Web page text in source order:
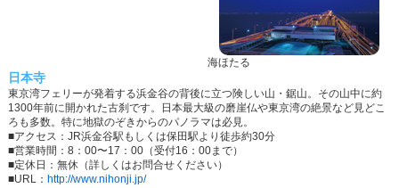
海ほたる
日本寺
東京湾フェリーが発着する浜金谷の背後に立つ険しい山・鋸山。その山中に約
1300年前に開かれた古刹です。日本最大級の磨崖仏や東京湾の絶景など見どこ
ろも多数。特に地獄のぞきからのパノラマは必見。
■アクセス：JR浜金谷駅もしくは保田駅より徒歩約30分
■営業時間：8：00〜17：00（受付16：00まで）
■定休日：無休（詳しくはお問合せください）
■URL： http://www.nihonji.jp/